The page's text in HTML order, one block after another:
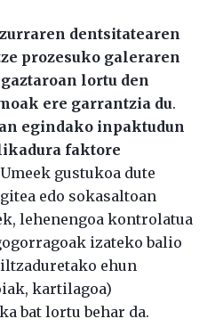
dentsitatearen
prozesuko galeraren
lortu den
ere garrantzia du.
egindako inpaktudun
faktore
gustukoa dute
edo sokasaltoan
lehenengoa kontrolatua
izateko balio
ehun
kartilagoa)
bat lortu behar da.